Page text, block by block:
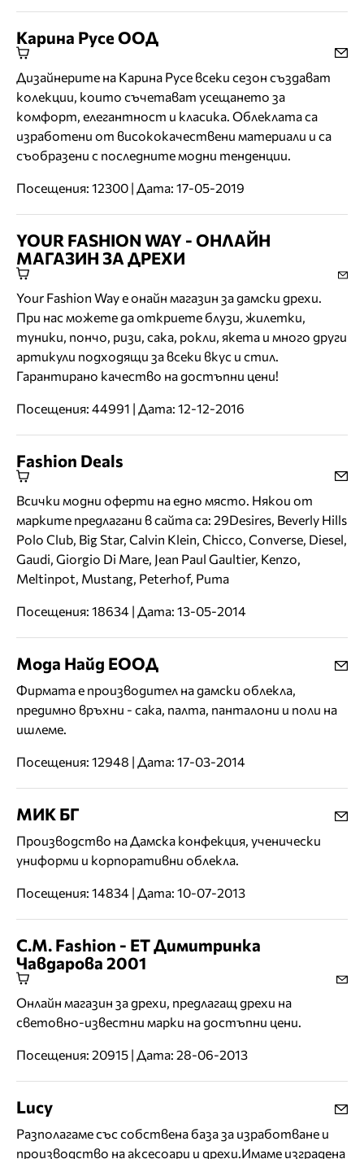
Карина Русе ООД
Дизайнерите на Карина Русе всеки сезон създават
колекции, които съчетават усещането за
комфорт, елегантност и класика. Облеклата са
изработени от висококачествени материали и са
съобразени с последните модни тенденции.
Посещения: 12300 | Дата: 17-05-2019
YOUR FASHION WAY - ОНЛАЙН
МАГАЗИН ЗА ДРЕХИ
Your Fashion Way е онайн магазин за дамски дрехи.
При нас можете да откриете блузи, жилетки,
туники, пончо, ризи, сака, рокли, якета и много други
артикули подходящи за всеки вкус и стил.
Гарантирано качество на достъпни цени!
Посещения: 44991 | Дата: 12-12-2016
Fashion Deals
Всички модни оферти на едно място. Някои от
марките предлагани в сайта са: 29Desires, Beverly Hills
Polo Club, Big Star, Calvin Klein, Chicco, Converse, Diesel,
Gaudi, Giorgio Di Mare, Jean Paul Gaultier, Kenzo,
Meltinpot, Mustang, Peterhof, Puma
Посещения: 18634 | Дата: 13-05-2014
Мода Найд ЕООД
Фирмата е производител на дамски облекла,
предимно връхни - сака, палта, панталони и поли на
ишлеме.
Посещения: 12948 | Дата: 17-03-2014
МИК БГ
Производство на Дамска конфекция, ученически
униформи и корпоративни облекла.
Посещения: 14834 | Дата: 10-07-2013
C.M. Fashion - ЕТ Димитринка
Чавдарова 2001
Онлайн магазин за дрехи, предлагащ дрехи на
световно-известни марки на достъпни цени.
Посещения: 20915 | Дата: 28-06-2013
Lucy
Разполагаме със собствена база за изработване и
производство на аксесоари и дрехи.Имаме изградена